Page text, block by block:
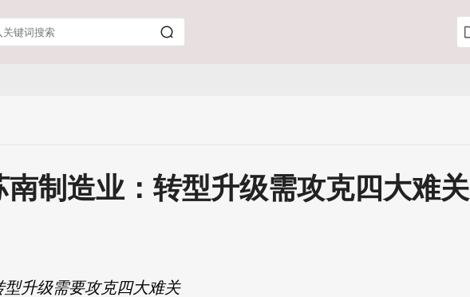
制造业：转型升级需攻克四大难关
型升级需要攻克四大难关